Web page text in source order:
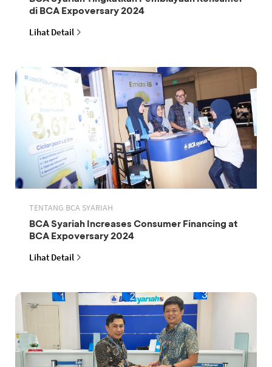
di BCA Expoversary 2024
Lihat Detail
TENTANG BCA SYARIAH
BCA Syariah Increases Consumer Financing at
BCA Expoversary 2024
Lihat Detail